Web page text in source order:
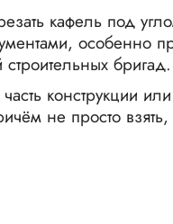
кафель под
особенно
бригад.
конструкции или
не просто взять,